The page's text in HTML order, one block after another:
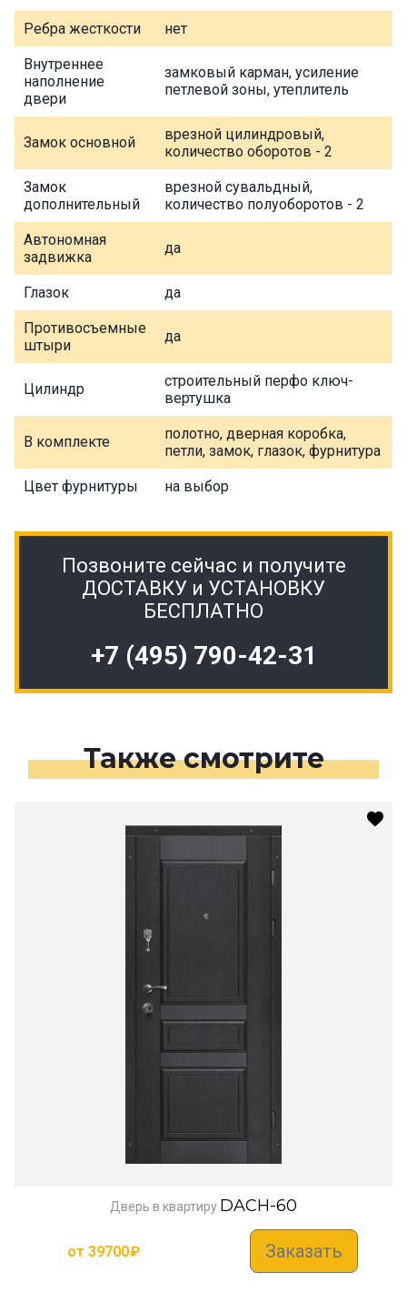
Ребра жесткости нет
Внутреннее
наполнение
двери
замковый карман, усиление
петлевой зоны, утеплитель
Замок основной
врезной цилиндровый,
количество оборотов - 2
Замок
дополнительный
врезной сувальдный,
количество полуоборотов - 2
Автономная
задвижка
да
Глазок да
Противосъемные
штыри
да
Цилиндр
строительный перфо ключ-
вертушка
В комплекте
полотно, дверная коробка,
петли, замок, глазок, фурнитура
Цвет фурнитуры на выбор
Позвоните сейчас и получите
ДОСТАВКУ и УСТАНОВКУ
БЕСПЛАТНО
+7 (495) 790-42-31
Также смотрите
Дверь в квартиру DACH-60
от 39700₽ Заказать